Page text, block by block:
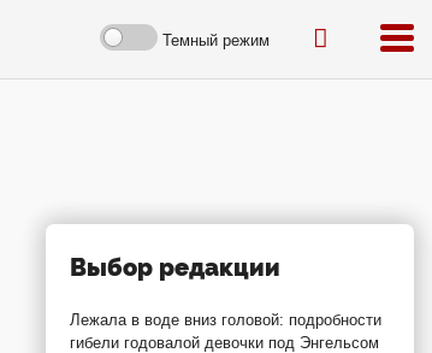
Темный режим
Выбор редакции
Лежала в воде вниз головой: подробности
гибели годовалой девочки под Энгельсом